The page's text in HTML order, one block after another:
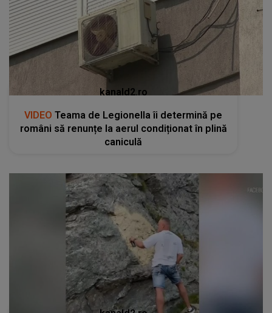
kanald2.ro
VIDEO Teama de Legionella îi determină pe
români să renunțe la aerul condiționat în plină
caniculă